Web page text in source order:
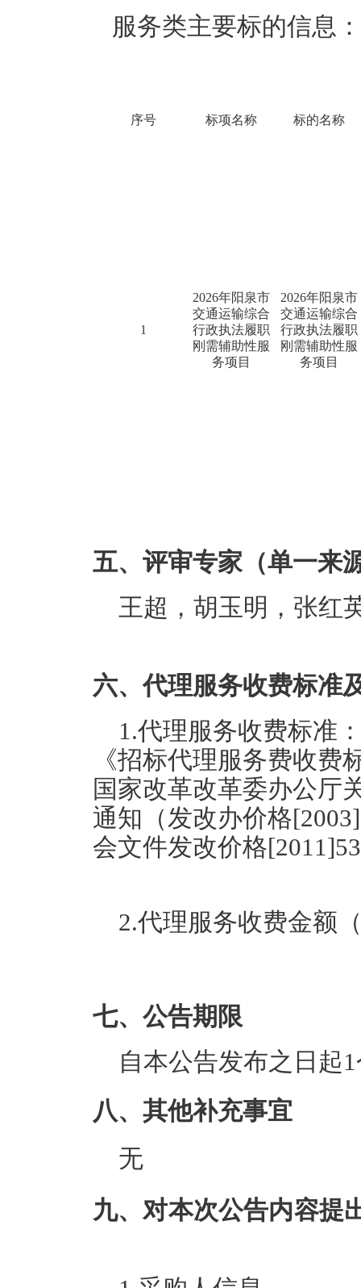
服务类主要标的信息：
序号 标项名称 标的名称
1
2026年阳泉市
交通运输综合
行政执法履职
刚需辅助性服
务项目
2026年阳泉市
交通运输综合
行政执法履职
刚需辅助性服
务项目
五、评审专家（单一来
王超，胡玉明，张红
六、代理服务收费标准
1.代理服务收费标准
《招标代理服务费收费
国家改革改革委办公厅
通知（发改办价格
会文件发改价格
2.代理服务收费金额
七、公告期限
自本公告发布之日起
八、其他补充事宜
无
九、对本次公告内容提